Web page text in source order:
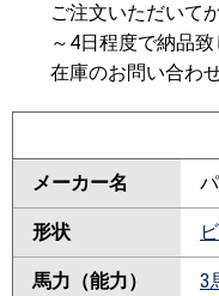
ご注文いただいて
～4日程度で納品
在庫のお問い合わ
メーカー名
形状
馬力（能力） 3